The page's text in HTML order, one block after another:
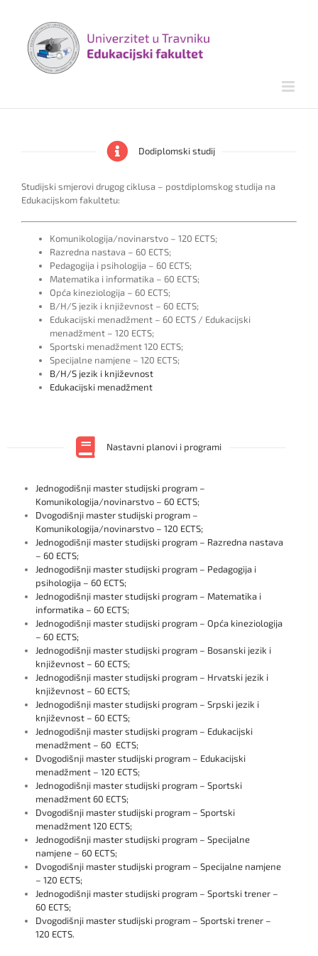
content
Dodiplomski studij
Studijski smjerovi drugog ciklusa – postdiplomskog studija na
Edukacijskom fakultetu:
Komunikologija/novinarstvo – 120 ECTS;
Razredna nastava – 60 ECTS;
Pedagogija i psihologija – 60 ECTS;
Matematika i informatika – 60 ECTS;
Opća kineziologija – 60 ECTS;
B/H/S jezik i književnost – 60 ECTS;
Edukacijski menadžment – 60 ECTS / Edukacijski
menadžment – 120 ECTS;
Sportski menadžment 120 ECTS;
Specijalne namjene – 120 ECTS;
B/H/S jezik i književnost
Edukacijski menadžment
Nastavni planovi i programi
Jednogodišnji master studijski program –
Komunikologija/novinarstvo – 60 ECTS;
Dvogodišnji master studijski program –
Komunikologija/novinarstvo – 120 ECTS;
Jednogodišnji master studijski program – Razredna nastava
– 60 ECTS;
Jednogodišnji master studijski program – Pedagogija i
psihologija – 60 ECTS;
Jednogodišnji master studijski program – Matematika i
informatika – 60 ECTS;
Jednogodišnji master studijski program – Opća kineziologija
– 60 ECTS;
Jednogodišnji master studijski program – Bosanski jezik i
književnost – 60 ECTS;
Jednogodišnji master studijski program – Hrvatski jezik i
književnost – 60 ECTS;
Jednogodišnji master studijski program – Srpski jezik i
književnost – 60 ECTS;
Jednogodišnji master studijski program – Edukacijski
menadžment – 60 ECTS;
Dvogodišnji master studijski program – Edukacijski
menadžment – 120 ECTS;
Jednogodišnji master studijski program – Sportski
menadžment 60 ECTS;
Dvogodišnji master studijski program – Sportski
menadžment 120 ECTS;
Jednogodišnji master studijski program – Specijalne
namjene – 60 ECTS;
Dvogodišnji master studijski program – Specijalne namjene
– 120 ECTS;
Jednogodišnji master studijski program – Sportski trener –
60 ECTS;
Dvogodišnji master studijski program – Sportski trener –
120 ECTS.